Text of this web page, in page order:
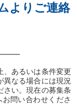
よりご連絡
、あるいは条件変更
異なる場合には現況
さい。現在の募集条
問い合わせくださ